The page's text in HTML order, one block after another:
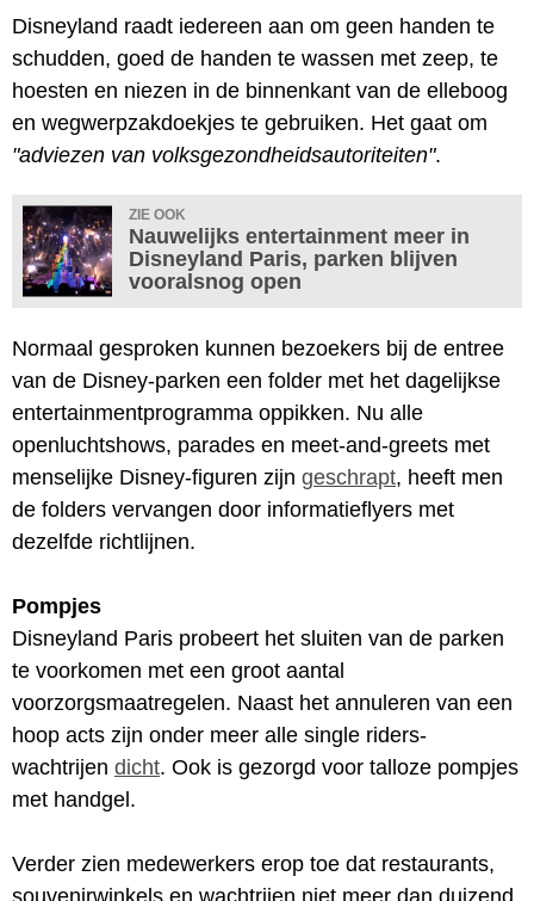
Disneyland raadt iedereen aan om geen handen te
schudden, goed de handen te wassen met zeep, te
hoesten en niezen in de binnenkant van de elleboog
en wegwerpzakdoekjes te gebruiken. Het gaat om
"adviezen van volksgezondheidsautoriteiten".
ZIE OOK
Nauwelijks entertainment meer in
Disneyland Paris, parken blijven
vooralsnog open
Normaal gesproken kunnen bezoekers bij de entree
van de Disney-parken een folder met het dagelijkse
entertainmentprogramma oppikken. Nu alle
openluchtshows, parades en meet-and-greets met
menselijke Disney-figuren zijn geschrapt, heeft men
de folders vervangen door informatieflyers met
dezelfde richtlijnen.
Pompjes
Disneyland Paris probeert het sluiten van de parken
te voorkomen met een groot aantal
voorzorgsmaatregelen. Naast het annuleren van een
hoop acts zijn onder meer alle single riders-
wachtrijen dicht. Ook is gezorgd voor talloze pompjes
met handgel.
Verder zien medewerkers erop toe dat restaurants,
souvenirwinkels en wachtrijen niet meer dan duizend